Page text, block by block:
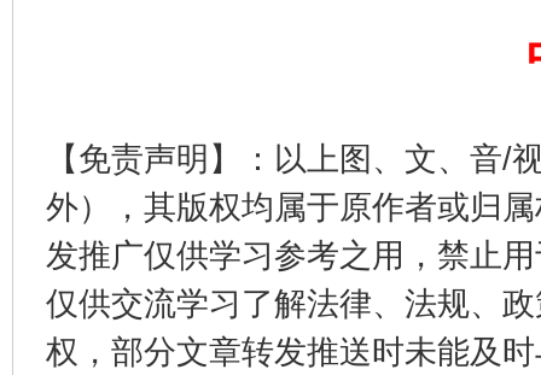
【免责声明】：以上图、文、音/
外），其版权均属于原作者或归
发推广仅供学习参考之用，禁止
仅供交流学习了解法律、法规、
权，部分文章转发推送时未能及
千年窑火 生生不息 一